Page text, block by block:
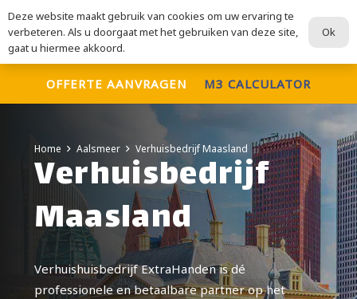
ExtraHanden
Voor al uw verhuisdiensten
OFFERTE AANVRAGEN M3 CALCULATOR
Home Aalsmeer Verhuisbedrijf Maasland
Verhuisbedrijf
Maasland
Verhuishuisbedrijf ExtraHanden is dé
professionele en betaalbare partner op het
Deze website maakt gebruik van cookies om uw ervaring te
verbeteren. Als u doorgaat met het gebruiken van deze site,
gaat u hiermee akkoord.
Ok